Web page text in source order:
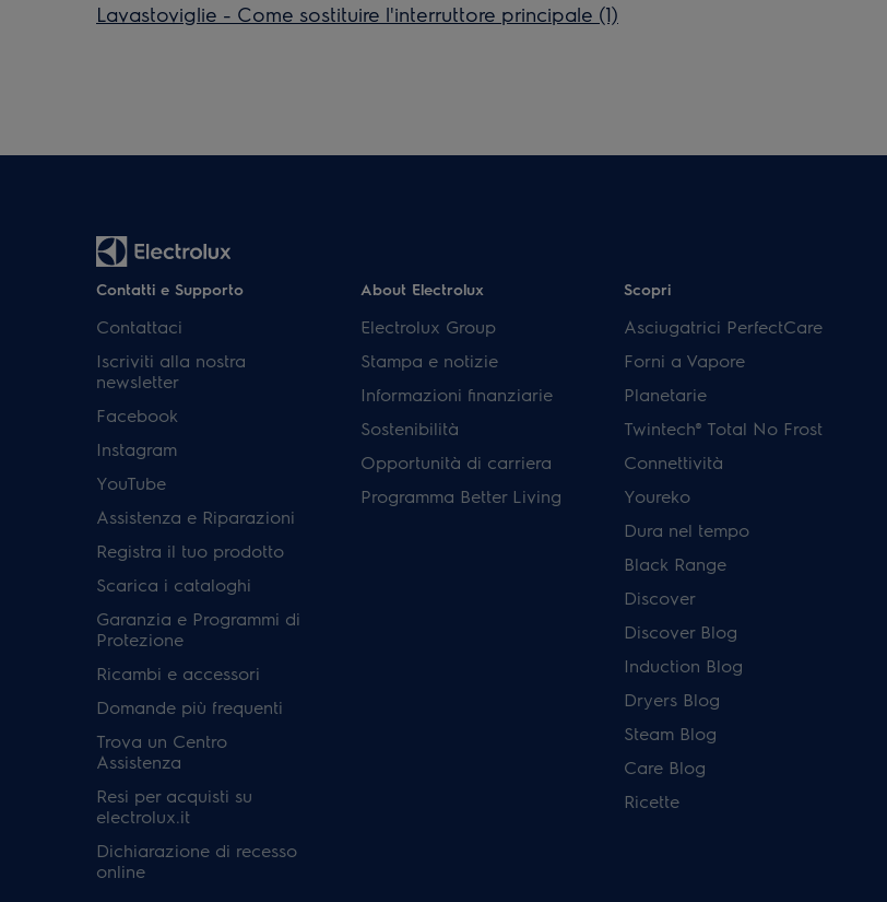
Lavastoviglie - Come sostituire l'interruttore principale (1)
Contatti e Supporto
Contattaci
Iscriviti alla nostra
newsletter
Facebook
Instagram
YouTube
Assistenza e Riparazioni
Registra il tuo prodotto
Scarica i cataloghi
Garanzia e Programmi di
Protezione
Ricambi e accessori
Domande più frequenti
Trova un Centro
Assistenza
Resi per acquisti su
electrolux.it
Dichiarazione di recesso
online
About Electrolux
Electrolux Group
Stampa e notizie
Informazioni finanziarie
Sostenibilità
Opportunità di carriera
Programma Better Living
Scopri
Asciugatrici PerfectCare
Forni a Vapore
Planetarie
Twintech® Total No Frost
Connettività
Youreko
Dura nel tempo
Black Range
Discover
Discover Blog
Induction Blog
Dryers Blog
Steam Blog
Care Blog
Ricette